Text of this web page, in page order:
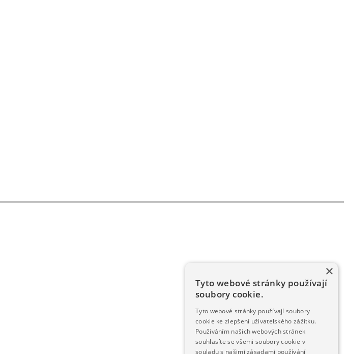
×
Tyto webové stránky používají
soubory cookie.
Tyto webové stránky používají soubory
cookie ke zlepšení uživatelského zážitku.
Používáním našich webových stránek
souhlasíte se všemi soubory cookie v
souladu s našimi zásadami používání